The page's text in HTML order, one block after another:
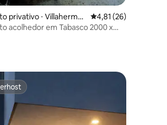
privativo ⋅ Villahermos
4,81 de uma
4,81 (26)
acolhedor em Tabasco 2000 x
la Choca